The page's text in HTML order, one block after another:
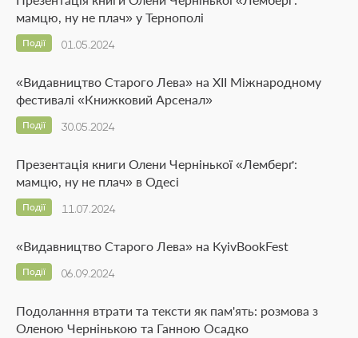
мамцю, ну не плач» у Тернополі
01.05.2024
Події
«Видавництво Старого Лева» на ХІІ Міжнародному
фестивалі «Книжковий Арсенал»
30.05.2024
Події
Презентація книги Олени Чернінької «Лемберґ:
мамцю, ну не плач» в Одесі
11.07.2024
Події
«Видавництво Старого Лева» на KyivBookFest
06.09.2024
Події
Подоланння втрати та тексти як пам'ять: розмова з
Оленою Чернінькою та Ганною Осадко